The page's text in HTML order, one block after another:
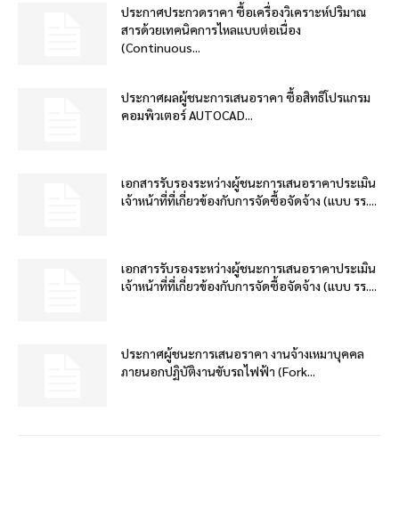
ประกาศประกวดราคา ซื้อเครื่องวิเคราะห์ปริมาณ
สารด้วยเทคนิคการไหลแบบต่อเนื่อง
(Continuous...
ประกาศผลผู้ชนะการเสนอราคา ซื้อสิทธิโปรแกรม
คอมพิวเตอร์ AUTOCAD...
เอกสารรับรองระหว่างผู้ชนะการเสนอราคาประเมิน
เจ้าหน้าที่ที่เกี่ยวข้องกับการจัดซื้อจัดจ้าง (แบบ รร....
เอกสารรับรองระหว่างผู้ชนะการเสนอราคาประเมิน
เจ้าหน้าที่ที่เกี่ยวข้องกับการจัดซื้อจัดจ้าง (แบบ รร....
ประกาศผู้ชนะการเสนอราคา งานจ้างเหมาบุคคล
ภายนอกปฏิบัติงานขับรถไฟฟ้า (Fork...